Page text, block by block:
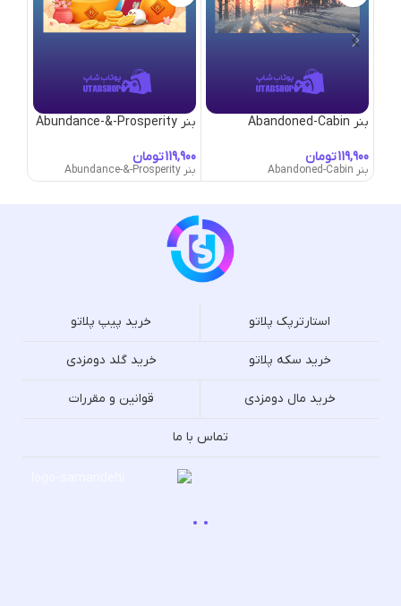
بنر Abandoned-Cabin
تومان
بنر Abandoned-Cabin
بنر Abundance-&-Prosperity
تومان
بنر Abundance-&-Prosperity
استارترپک پلاتو خرید پیپ پلاتو
خرید سکه پلاتو خرید گلد دومزدی
خرید مال دومزدی قوانین و مقررات
تماس با ما